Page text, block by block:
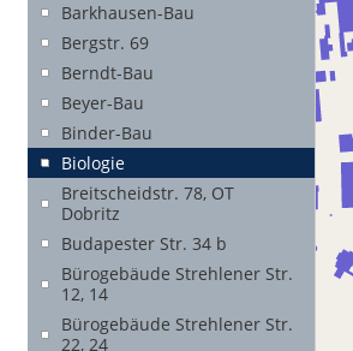
Barkhausen-Bau
Bergstr. 69
Berndt-Bau
Beyer-Bau
Binder-Bau
Biologie
Breitscheidstr. 78, OT
Dobritz
Budapester Str. 34 b
Bürogebäude Strehlener Str.
12, 14
Bürogebäude Strehlener Str.
22, 24